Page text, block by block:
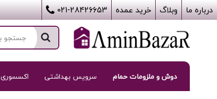
درباره ما وبلاگ خرید عمده 021-28426653
دوش و ملزومات حمام سرویس بهداشتی اکسسوری